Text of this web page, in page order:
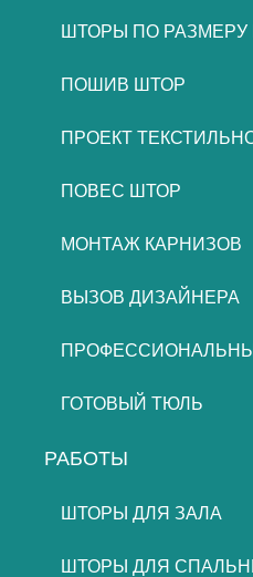
ШТОРЫ ПО РАЗМЕРУ
ПОШИВ ШТОР
ПРОЕКТ
ПОВЕС ШТОР
МОНТАЖ КАРНИЗОВ
ВЫЗОВ ДИЗАЙНЕРА
ГОТОВЫЙ ТЮЛЬ
РАБОТЫ
ШТОРЫ ДЛЯ ЗАЛА
ШТОРЫ ДЛЯ